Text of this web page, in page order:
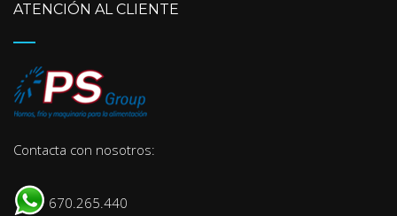
ATENCIÓN AL CLIENTE
Contacta con nosotros:
670.265.440